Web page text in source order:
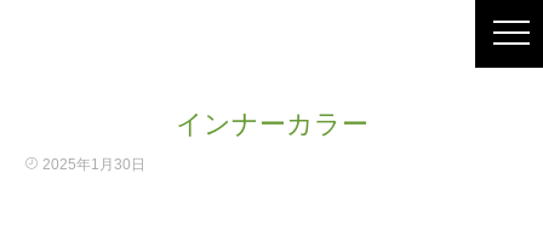
インナーカラー
2025年1月30日